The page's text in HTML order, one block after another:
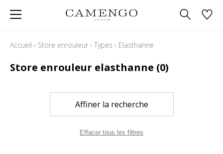
Accueil › Store enrouleur › Types › Elasthanne
Store enrouleur elasthanne (0)
Affiner la recherche
Effacer tous les filtres